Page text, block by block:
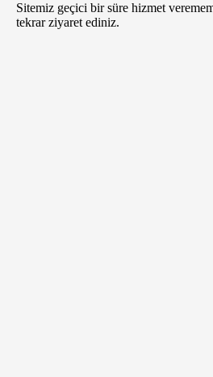
Sitemiz geçici bir süre hizmet
tekrar ziyaret ediniz.